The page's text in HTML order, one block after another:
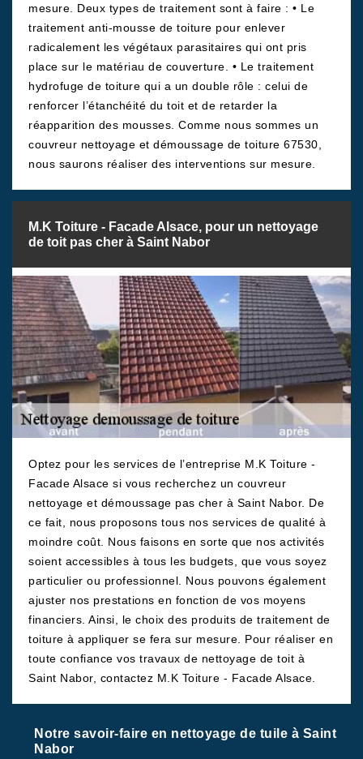
mesure. Deux types de traitement sont à faire : • Le
traitement anti-mousse de toiture pour enlever
radicalement les végétaux parasitaires qui ont pris
place sur le matériau de couverture. • Le traitement
hydrofuge de toiture qui a un double rôle : celui de
renforcer l’étanchéité du toit et de retarder la
réapparition des mousses. Comme nous sommes un
couvreur nettoyage et démoussage de toiture 67530,
nous saurons réaliser des interventions sur mesure.
M.K Toiture - Facade Alsace, pour un nettoyage
de toit pas cher à Saint Nabor
Optez pour les services de l’entreprise M.K Toiture -
Facade Alsace si vous recherchez un couvreur
nettoyage et démoussage pas cher à Saint Nabor. De
ce fait, nous proposons tous nos services de qualité à
moindre coût. Nous faisons en sorte que nos activités
soient accessibles à tous les budgets, que vous soyez
particulier ou professionnel. Nous pouvons également
ajuster nos prestations en fonction de vos moyens
financiers. Ainsi, le choix des produits de traitement de
toiture à appliquer se fera sur mesure. Pour réaliser en
toute confiance vos travaux de nettoyage de toit à
Saint Nabor, contactez M.K Toiture - Facade Alsace.
Notre savoir-faire en nettoyage de tuile à Saint
Nabor